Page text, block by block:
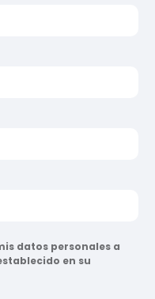
datos personales a
en su